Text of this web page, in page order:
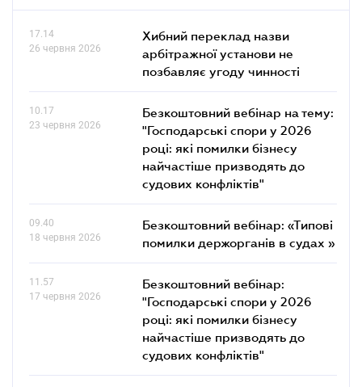
17.14
26 червня 2026
Хибний переклад назви
арбітражної установи не
позбавляє угоду чинності
10.17
23 червня 2026
Безкоштовний вебінар на тему:
"Господарські спори у 2026
році: які помилки бізнесу
найчастіше призводять до
судових конфліктів"
09.40
18 червня 2026
Безкоштовний вебінар: «Типові
помилки держорганів в судах »
11.57
17 червня 2026
Безкоштовний вебінар:
"Господарські спори у 2026
році: які помилки бізнесу
найчастіше призводять до
судових конфліктів"